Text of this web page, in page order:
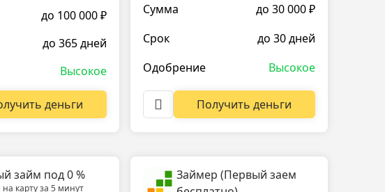
до 100 000 ₽
до 365 дней
Высокое
деньги
Сумма
до 30 000 ₽
Срок
до 30 дней
Одобрение
Высокое
Получить деньги
займ под 0 %
карту за 5 минут
Займер (Первый заем